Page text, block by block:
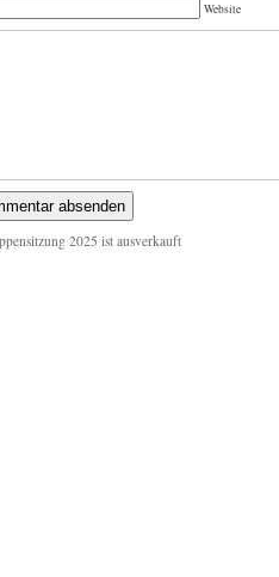
Website
2025 ist ausverkauft